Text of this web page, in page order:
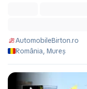
AutomobileBirton.ro
România, Mureș